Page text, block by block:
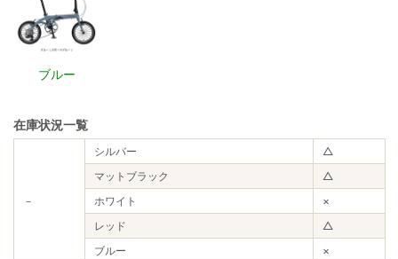
ブルー
在庫状況一覧
－
シルバー
△
マットブラック
△
ホワイト
×
レッド
△
ブルー
×